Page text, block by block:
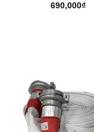
690,000₫